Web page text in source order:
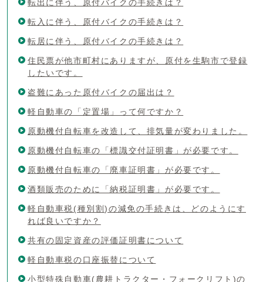
転出に伴う、原付バイクの手続きは？
転入に伴う、原付バイクの手続きは？
転居に伴う、原付バイクの手続きは？
住民票が他市町村にありますが、原付を生駒市で登録
したいです。
盗難にあった原付バイクの届出は？
軽自動車の「定置場」って何ですか？
原動機付自転車を改造して、排気量が変わりました。
原動機付自転車の「標識交付証明書」が必要です。
原動機付自転車の「廃車証明書」が必要です。
酒類販売のために「納税証明書」が必要です。
軽自動車税(種別割)の減免の手続きは、どのようにす
れば良いですか？
共有の固定資産の評価証明書について
軽自動車税の口座振替について
小型特殊自動車(農耕トラクター・フォークリフト)の